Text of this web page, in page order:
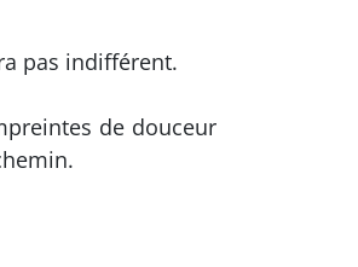
pas indifférent.
de douceur